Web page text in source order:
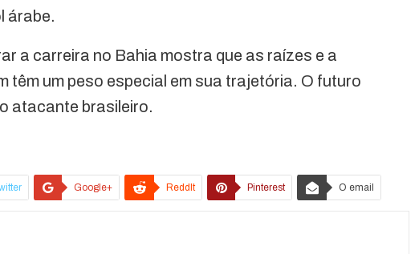
árabe.
a carreira no Bahia mostra que as raízes e a
têm um peso especial em sua trajetória. O futuro
atacante brasileiro.
Google+ ReddIt Pinterest O email